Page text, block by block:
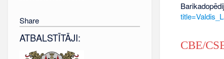
CBE/
Share
ATBALSTĪTĀJI: